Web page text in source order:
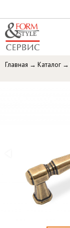
Главная → Каталог →